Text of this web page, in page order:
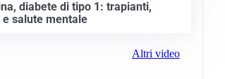
diabete di tipo 1: trapianti,
salute mentale
Altri video